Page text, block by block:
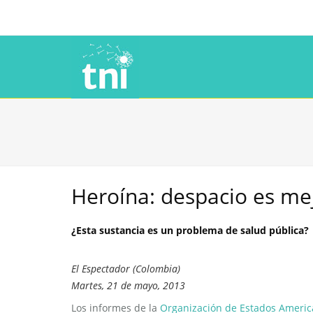
Heroína: despacio es
¿Esta sustancia es un problema de salud pública?
El Espectador (Colombia)
Martes, 21 de mayo, 2013
Los informes de la Organización de Estados